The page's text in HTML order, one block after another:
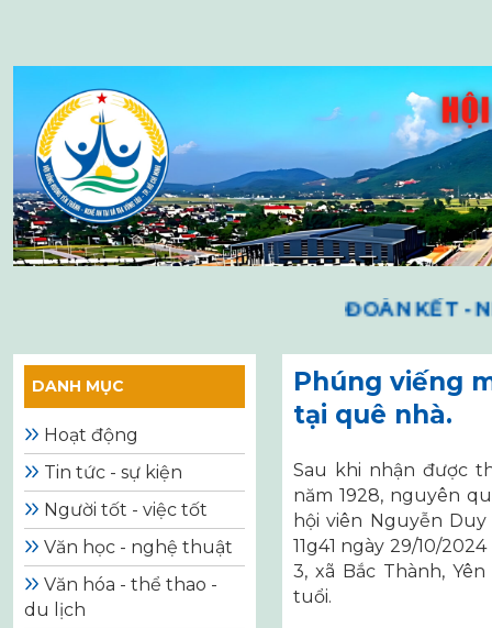
content
ĐOÀN KẾT -
DANH MỤC
Hoạt động
Tin tức - sự kiện
Người tốt - việc tốt
Văn học - nghệ thuật
Văn hóa - thể thao -
du lịch
Phúng viếng
tại quê nhà.
Sau khi nhận được
năm 1928, nguyên
hội viên Nguyễn
11g41 ngày 29/10/
3, xã Bắc Thành,
tuổi.